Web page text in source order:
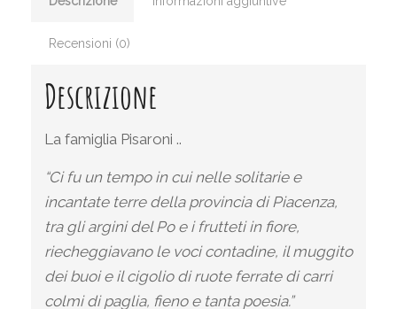
Recensioni (0)
Descrizione
La famiglia Pisaroni ..
“Ci fu un tempo in cui nelle solitarie e
incantate terre della provincia di Piacenza,
tra gli argini del Po e i frutteti in fiore,
riecheggiavano le voci contadine, il muggito
dei buoi e il cigolio di ruote ferrate di carri
colmi di paglia, fieno e tanta poesia.”